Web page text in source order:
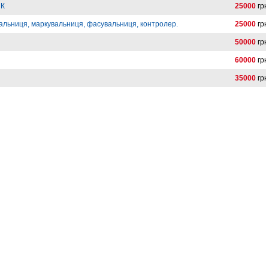
25000
маркувальниця, фасувальниця, контролер. 25000
50000
60000
35000